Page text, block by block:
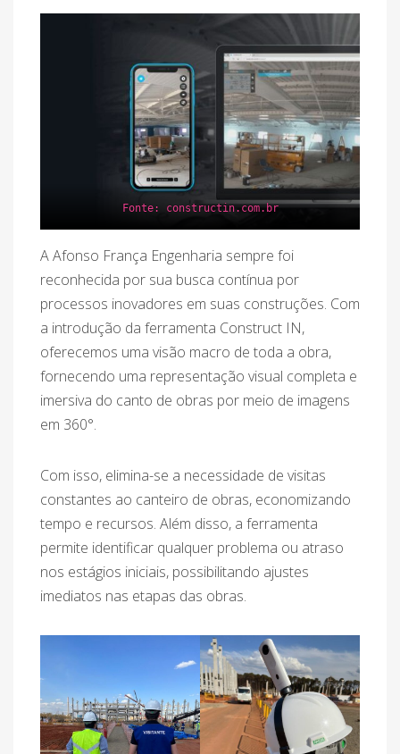
Fonte: constructin.com.br
A Afonso França Engenharia sempre foi
reconhecida por sua busca contínua por
processos inovadores em suas construções. Com
a introdução da ferramenta Construct IN,
oferecemos uma visão macro de toda a obra,
fornecendo uma representação visual completa e
imersiva do canto de obras por meio de imagens
em 360°.
Com isso, elimina-se a necessidade de visitas
constantes ao canteiro de obras, economizando
tempo e recursos. Além disso, a ferramenta
permite identificar qualquer problema ou atraso
nos estágios iniciais, possibilitando ajustes
imediatos nas etapas das obras.